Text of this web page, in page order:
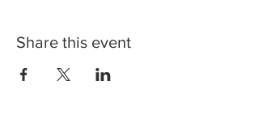
Share this event